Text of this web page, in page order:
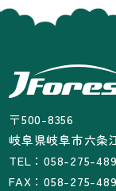
〒500-8356
岐阜県岐阜市六条
TEL：058-275-
FAX：058-275-